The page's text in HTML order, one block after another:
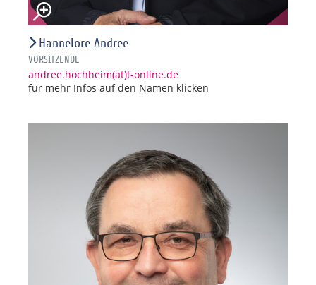
Hannelore Andree
VORSITZENDE
andree.hochheim(at)t-online.de
für mehr Infos auf den Namen klicken